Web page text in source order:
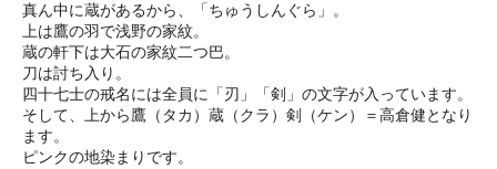
真ん中に蔵があるから、「ちゅうしんぐら」。
上は鷹の羽で浅野の家紋。
蔵の軒下は大石の家紋二つ巴。
刀は討ち入り。
四十七士の戒名には全員に「刃」「剣」の文字が入っています。
そして、上から鷹（タカ）蔵（クラ）剣（ケン）＝高倉健となり
ます。
ピンクの地染まりです。